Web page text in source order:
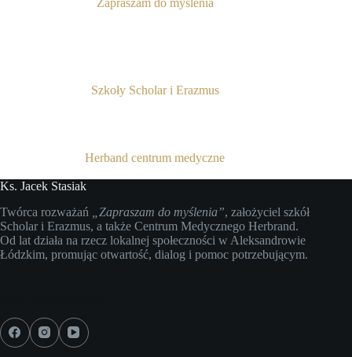
Szkoły Scholar i Erazmus
Herband centrum medyczne
Ks. Jacek Stasiak
Twórca rozważań
„Zapraszam do myślenia”, założyciel szkół
Scholar i Erazmus, a także Centrum Medycznego Herbrand.
Od lat działa na rzecz lokalnej społeczności w Aleksandrowie
Łódzkim, promując otwartość, dialog i pomoc potrzebującym.